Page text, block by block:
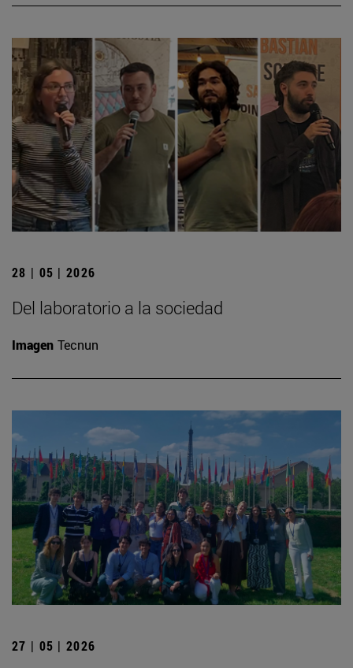
28 | 05 | 2026
Del laboratorio a la sociedad
Imagen Tecnun
27 | 05 | 2026